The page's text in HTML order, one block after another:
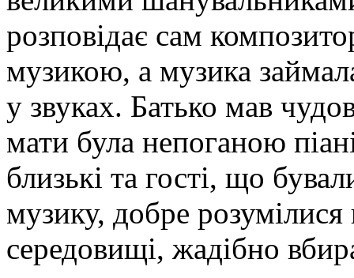
розповідає сам
музикою, а музика
у звуках. Батько мав
мати була непоганою
близькі та гості, що
музику, добре
середовищі, жадібно